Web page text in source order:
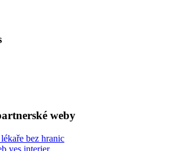
weby
bez hranic